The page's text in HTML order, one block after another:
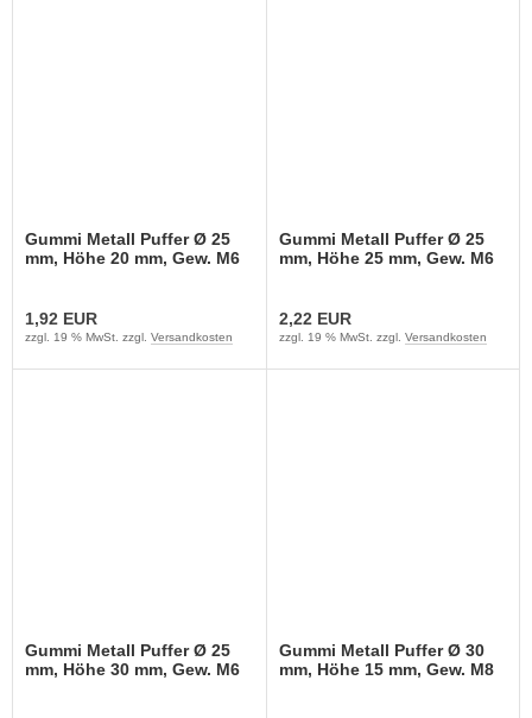
Gummi Metall Puffer Ø 25
mm, Höhe 20 mm, Gew. M6
1,92 EUR
zzgl. 19 % MwSt. zzgl. Versandkosten
Gummi Metall Puffer Ø 25
mm, Höhe 25 mm, Gew. M6
2,22 EUR
zzgl. 19 % MwSt. zzgl. Versandkosten
Gummi Metall Puffer Ø 25
mm, Höhe 30 mm, Gew. M6
Gummi Metall Puffer Ø 30
mm, Höhe 15 mm, Gew. M8